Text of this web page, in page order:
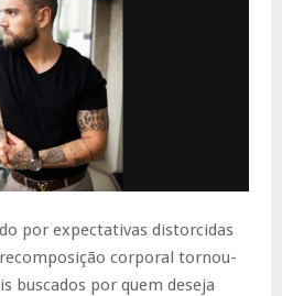
por expectativas distorcidas
corporal tornou-
buscados por quem deseja